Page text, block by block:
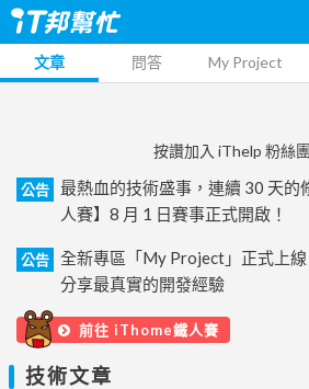
文章 問答 My Project
按讚加入 iThelp 粉絲
公告
最熱血的技術盛事，連續 30 天的
人賽】8 月 1 日賽事正式開啟！
公告
全新專區「My Project」正式上線
分享最真實的開發經驗
前往 iThome鐵人賽
技術文章